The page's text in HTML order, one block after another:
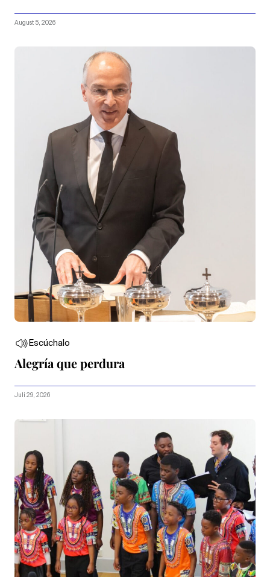
August 5, 2026
Escúchalo
Alegría que perdura
Juli 29, 2026